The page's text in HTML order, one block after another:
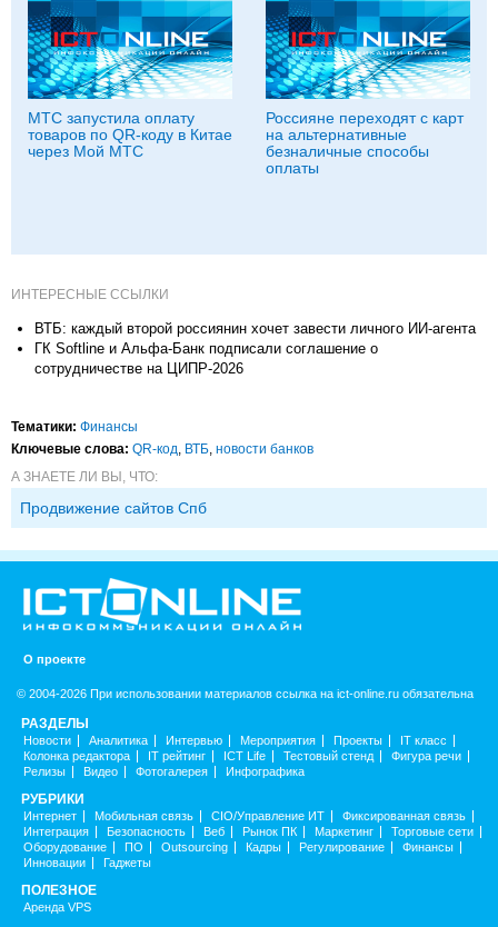
МТС запустила оплату
товаров по QR-коду в Китае
через Мой МТС
Россияне переходят с карт
на альтернативные
безналичные способы
оплаты
ИНТЕРЕСНЫЕ ССЫЛКИ
ВТБ: каждый второй россиянин хочет завести личного ИИ-агента
ГК Softline и Альфа-Банк подписали соглашение о
сотрудничестве на ЦИПР-2026
Тематики: Финансы
Ключевые слова: QR-код, ВТБ, новости банков
А ЗНАЕТЕ ЛИ ВЫ, ЧТО:
Продвижение сайтов Спб
О проекте
© 2004-2026 При использовании материалов ссылка на ict-online.ru обязательна
РАЗДЕЛЫ
Новости Аналитика Интервью Мероприятия Проекты
IT класс
Колонка редактора
IT рейтинг ICT Life Тестовый стенд
Фигура речи
Релизы
Видео Фотогалерея Инфографика
РУБРИКИ
Интернет Мобильная связь CIO/Управление ИТ
Фиксированная связь
Интеграция
Безопасность Веб Рынок ПК Маркетинг
Торговые сети
Оборудование
ПО Outsourcing Кадры Регулирование
Финансы
Инновации
Гаджеты
ПОЛЕЗНОЕ
Аренда VPS